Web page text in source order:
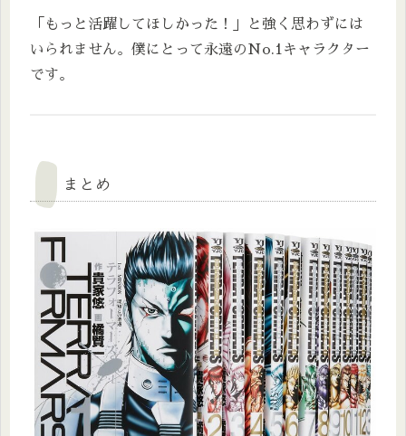
「もっと活躍してほしかった！」と強く思わずには
いられません。僕にとって永遠のNo.1キャラクター
です。
まとめ